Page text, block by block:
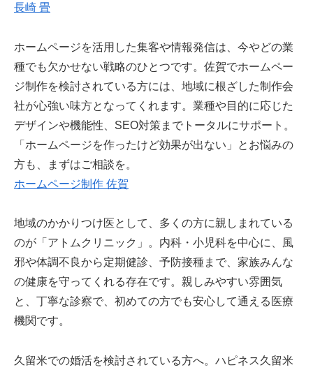
長崎 畳
ホームページを活用した集客や情報発信は、今やどの業
種でも欠かせない戦略のひとつです。佐賀でホームペー
ジ制作を検討されている方には、地域に根ざした制作会
社が心強い味方となってくれます。業種や目的に応じた
デザインや機能性、SEO対策までトータルにサポート。
「ホームページを作ったけど効果が出ない」とお悩みの
方も、まずはご相談を。
ホームページ制作 佐賀
地域のかかりつけ医として、多くの方に親しまれている
のが「アトムクリニック」。内科・小児科を中心に、風
邪や体調不良から定期健診、予防接種まで、家族みんな
の健康を守ってくれる存在です。親しみやすい雰囲気
と、丁寧な診察で、初めての方でも安心して通える医療
機関です。
久留米での婚活を検討されている方へ。ハピネス久留米